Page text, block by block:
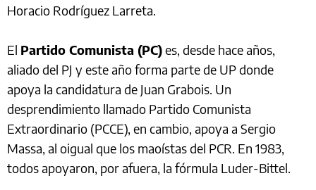
Horacio Rodríguez Larreta.
El Partido Comunista (PC)es, desde hace años,
aliado del PJ y este año forma parte de UP donde
apoya la candidatura de Juan Grabois. Un
desprendimiento llamado Partido Comunista
Extraordinario (PCCE), en cambio, apoya a Sergio
Massa, al oigual que los maoístas del PCR. En 1983,
todos apoyaron, por afuera, la fórmula Luder-Bittel.